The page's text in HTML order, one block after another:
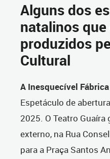
Alguns dos
natalinos
produzidos
Cultural
A Inesquecível
Espetáculo de
2025. O Teatro Guaíra
externo, na Rua
para a Praça Santos